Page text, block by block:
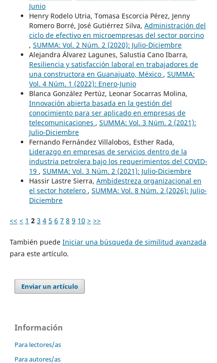
Junio
Henry Rodelo Utria, Tomasa Escorcia Pérez, Jenny
Romero Borré, José Gutiérrez Silva, Administración del
ciclo de efectivo en microempresas del sector porcino
, SUMMA: Vol. 2 Núm. 2 (2020): Julio-Diciembre
Alejandra Álvarez Lagunes, Salustia Cano Ibarra,
Resiliencia y satisfacción laboral en trabajadores de
una constructora en Guanajuato, México , SUMMA:
Vol. 4 Núm. 1 (2022): Enero-Junio
Blanca González Pertúz, Leonar Socarras Molina,
Innovación abierta basada en la gestión del
conocimiento para ser aplicado en empresas de
telecomunicaciones , SUMMA: Vol. 3 Núm. 2 (2021):
Julio-Diciembre
Fernando Fernández Villalobos, Esther Rada,
Liderazgo en empresas de servicios dentro de la
industria petrolera bajo los requerimientos del COVID-
19 , SUMMA: Vol. 3 Núm. 2 (2021): Julio-Diciembre
Hassir Lastre Sierra, Ambidestreza organizacional en
el sector hotelero , SUMMA: Vol. 8 Núm. 2 (2026): Julio-
Diciembre
<< < 1 2 3 4 5 6 7 8 9 10 > >>
También puede Iniciar una búsqueda de similitud avanzada
para este artículo.
Enviar un artículo
Información
Para lectores/as
Para autores/as